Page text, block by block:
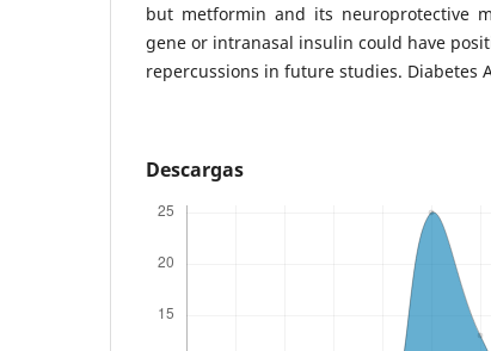
but metformin and its neuroprotective
gene or intranasal insulin could have
repercussions in future studies. Diabetes
Descargas